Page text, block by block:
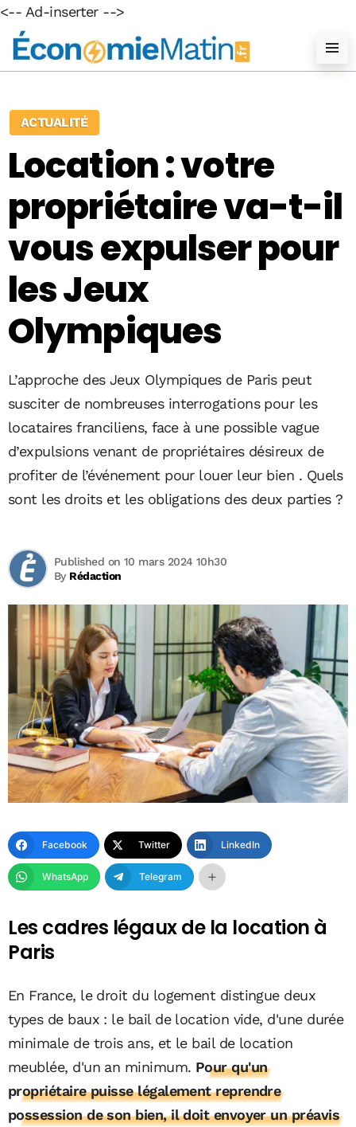
<-- Ad-inserter -->
ACTUALITÉ
Location : votre
propriétaire va-t-il
vous expulser pour
les Jeux
Olympiques
L’approche des Jeux Olympiques de Paris peut
susciter de nombreuses interrogations pour les
locataires franciliens, face à une possible vague
d’expulsions venant de propriétaires désireux de
profiter de l’événement pour louer leur bien . Quels
sont les droits et les obligations des deux parties ?
By Rédaction
Published on 10 mars 2024 10h30
Facebook Twitter LinkedIn
WhatsApp Telegram
Les cadres légaux de la location à
Paris
En France, le droit du logement distingue deux
types de baux : le bail de location vide, d'une durée
minimale de trois ans, et le bail de location
meublée, d'un an minimum. Pour qu'un
propriétaire puisse légalement reprendre
possession de son bien, il doit envoyer un préavis